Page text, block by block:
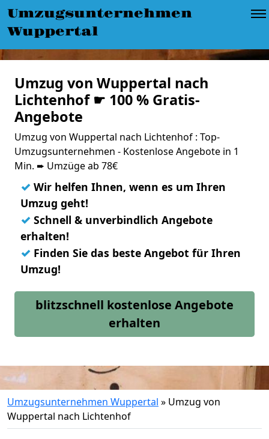
Umzugsunternehmen
Wuppertal
Umzug von Wuppertal nach
Lichtenhof ☛ 100 % Gratis-
Angebote
Umzug von Wuppertal nach Lichtenhof : Top-
Umzugsunternehmen - Kostenlose Angebote in 1
Min. ➨ Umzüge ab 78€
✓ Wir helfen Ihnen, wenn es um Ihren
Umzug geht!
✓ Schnell & unverbindlich Angebote
erhalten!
✓ Finden Sie das beste Angebot für Ihren
Umzug!
blitzschnell kostenlose Angebote
erhalten
Umzugsunternehmen Wuppertal » Umzug von
Wuppertal nach Lichtenhof